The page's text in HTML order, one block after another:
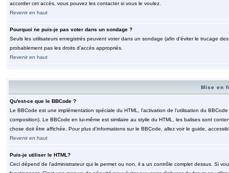
accorder cet accès, vous pouvez les contacter si vous le voulez.
Revenir en haut
Pourquoi ne puis-je pas voter dans un sondage ?
Seuls les utilisateurs enregistrés peuvent voter dans un sondage (afin d'éviter le trucage
probablement pas les droits d'accès appropriés.
Revenir en haut
Mise en
Qu'est-ce que le BBCode ?
Le BBCode est une implémentation spéciale du HTML, l'activation de l'utilisation du
composition). Le BBCode en lui-même est similaire au styile du HTML, les balises sont
chose doit être affichée. Pour plus d'informations sur le BBCode, allez voir le guide,
Revenir en haut
Puis-je utiliser le HTML?
Ceci dépend de l'administrateur qui le permet ou non, il a un contrôle complet dessus. Si